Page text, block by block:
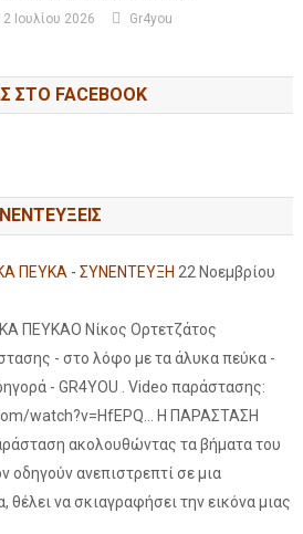
Ιουλίου 2026 Gr4you
FACEBOOK
ΠΕΥΚΑ - ΣΥΝΕΝΤΕΥΞΗ 22 Νοεμβρίου
ΠΕΥΚΑΟ Νίκος Ορτετζάτος
- στο λόφο με τα άλυκα πεύκα -
- GR4YOU . Video παράστασης:
watch?v=HfEPQ... Η ΠΑΡΑΣΤΑΣΗ
ακολουθώντας τα βήματα του
οδηγούν ανεπιστρεπτί σε μια
θέλει να σκιαγραφήσει την εικόνα μιας